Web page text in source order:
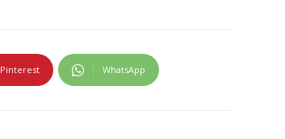
Pinterest WhatsApp